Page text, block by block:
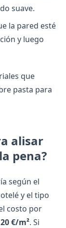
suave.
la pared esté
y luego
que
pasta para
alisar
pena?
según el
y el tipo
costo por
20 €/m². Si